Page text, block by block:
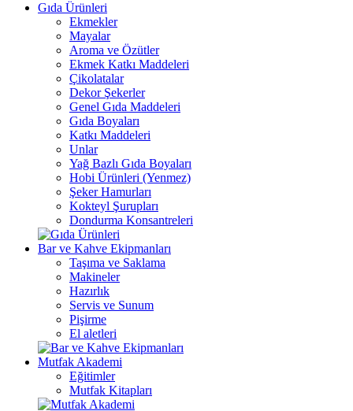
Gıda Ürünleri
Ekmekler
Mayalar
Aroma ve Özütler
Ekmek Katkı Maddeleri
Çikolatalar
Dekor Şekerler
Genel Gıda Maddeleri
Gıda Boyaları
Katkı Maddeleri
Unlar
Yağ Bazlı Gıda Boyaları
Hobi Ürünleri (Yenmez)
Şeker Hamurları
Kokteyl Şurupları
Dondurma Konsantreleri
Bar ve Kahve Ekipmanları
Taşıma ve Saklama
Makineler
Hazırlık
Servis ve Sunum
Pişirme
El aletleri
Mutfak Akademi
Eğitimler
Mutfak Kitapları